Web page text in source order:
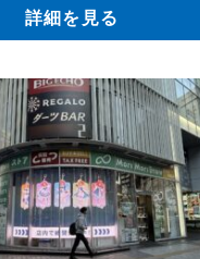
詳細を見る